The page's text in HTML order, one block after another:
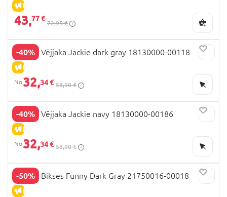
IZPĀRDOŠANA
43,77 €
72,95 €
-40%
IZPĀRDOŠANA
HUPPA Vējjaka Jackie dark gray 18130000-00118
32,34 € 53,90 €
-40%
IZPĀRDOŠANA
HUPPA Vējjaka Jackie navy 18130000-00186
32,34 € 53,90 €
-50%
IZPĀRDOŠANA
HUPPA Bikses Funny Dark Gray 21750016-00018